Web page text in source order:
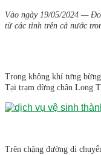
Vào ngày 19/05/2024 —
từ các tỉnh trên cả nước
Trong không khí tưng
Tại trạm dừng chân Long
Trên chặng đường di